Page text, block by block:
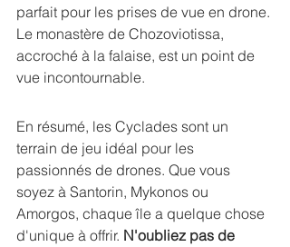
parfait pour les prises de vue en drone.
Le monastère de Chozoviotissa,
accroché à la falaise, est un point de
vue incontournable.
En résumé, les Cyclades sont un
terrain de jeu idéal pour les
passionnés de drones. Que vous
soyez à Santorin, Mykonos ou
Amorgos, chaque île a quelque chose
d'unique à offrir. N'oubliez pas de